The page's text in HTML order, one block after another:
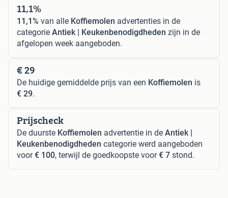
11,1%
11,1% van alle Koffiemolen advertenties in de
categorie Antiek | Keukenbenodigdheden zijn in de
afgelopen week aangeboden.
€ 29
De huidige gemiddelde prijs van een Koffiemolen is
€ 29.
Prijscheck
De duurste Koffiemolen advertentie in de Antiek |
Keukenbenodigdheden categorie werd aangeboden
voor€ 100, terwijl de goedkoopste voor€ 7 stond.